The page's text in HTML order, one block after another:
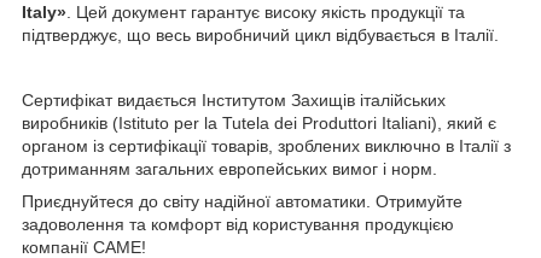
Italy» . Цей документ гарантує високу якість продукції та
підтверджує, що весь виробничий цикл відбувається в Італії.
Сертифікат видається Інститутом Захищів італійських
виробників (Istituto per la Tutela dei Produttori Italiani), який є
органом із сертифікації товарів, зроблених виключно в Італії з
дотриманням загальних европейських вимог і норм.
Приєднуйтеся до світу надійної автоматики. Отримуйте
задоволення та комфорт від користування продукцією
компанії CAME!